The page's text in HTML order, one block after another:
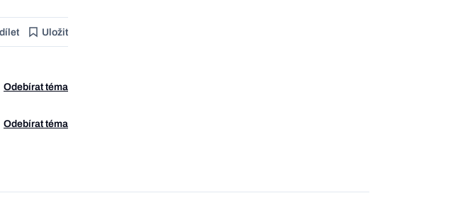
Uložit
Odebírat téma
Odebírat téma